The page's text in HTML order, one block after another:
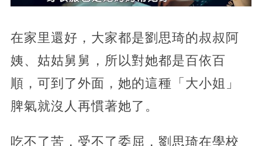
在家里還好，大家都是劉思琦的叔叔阿
姨、姑姑舅舅，所以對她都是百依百
順，可到了外面，她的這種「大小姐」
脾氣就沒人再慣著她了。
吃不了苦，受不了委屈，劉思琦在學校